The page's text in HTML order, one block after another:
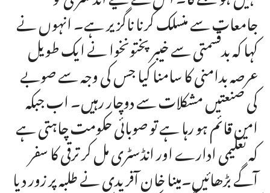
جامعات سے منسلک کرنا ناگزیر ہے۔ انہوں نے
کہا کہ بدقسمتی سے خیبرپختونخوا نے ایک طویل
عرصہ بدامنی کا سامنا کیا جس کی وجہ سے صوبے
کی صنعتیں مشکلات سے دوچار رہیں۔ اب جبکہ
امن قائم ہو رہا ہے تو صوبائی حکومت چاہتی ہے
کہ تعلیمی ادارے اور انڈسٹری مل کر ترقی کا سفر
آگے بڑھائیں۔مینا خان آفریدی نے طلبہ پر زور دیا